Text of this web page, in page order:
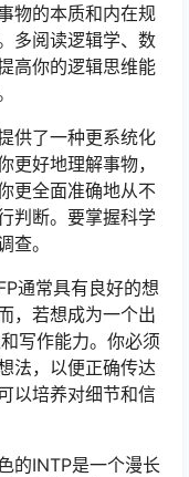
物的本质和内在规
多阅读逻辑学、数
高你的逻辑思维能
供了一种更系统化
更好地理解事物，
更全面准确地从不
判断。要掌握科学
查。
通常具有良好的想
，若想成为一个出
写作能力。你必须
法，以便正确传达
以培养对细节和信
的INTP是一个漫长